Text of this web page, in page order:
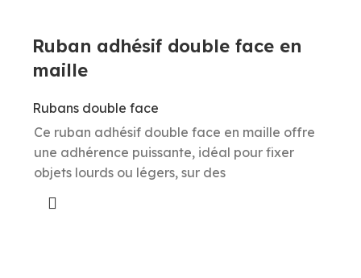
Ruban adhésif double face en
maille
Rubans double face
Ce ruban adhésif double face en maille offre
une adhérence puissante, idéal pour fixer
objets lourds ou légers, sur des